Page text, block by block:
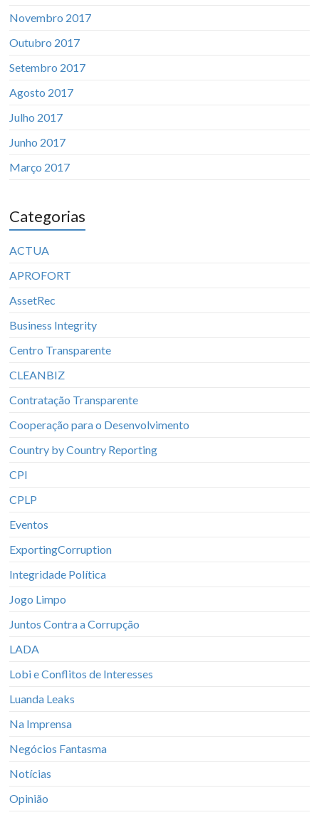
Novembro 2017
Outubro 2017
Setembro 2017
Agosto 2017
Julho 2017
Junho 2017
Março 2017
Categorias
ACTUA
APROFORT
AssetRec
Business Integrity
Centro Transparente
CLEANBIZ
Contratação Transparente
Cooperação para o Desenvolvimento
Country by Country Reporting
CPI
CPLP
Eventos
ExportingCorruption
Integridade Política
Jogo Limpo
Juntos Contra a Corrupção
LADA
Lobi e Conflitos de Interesses
Luanda Leaks
Na Imprensa
Negócios Fantasma
Notícias
Opinião